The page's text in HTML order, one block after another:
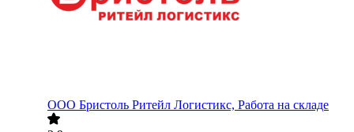
ООО Бристоль Ритейл Логистикс, Работа на складе